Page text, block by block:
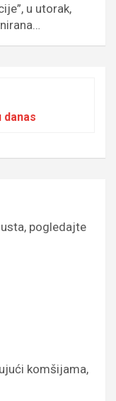
u utorak,
danas
pogledajte
komšijama,